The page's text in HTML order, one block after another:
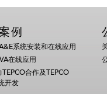
例
系统安装和在线应用
在线应用
TEPCO合作及TEPCO
开发